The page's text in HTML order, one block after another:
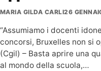
MARIA GILDA CARLI26
“Assumiamo i docenti
concorsi, Bruxelles non si
(Cgil) – Basta aprire una
al mondo della scuola,…